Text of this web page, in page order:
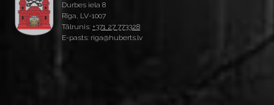
Durbes iela 8
Rīga, LV-1007
Tālrunis: +371 27 773328
E-pasts: riga@huberts.lv